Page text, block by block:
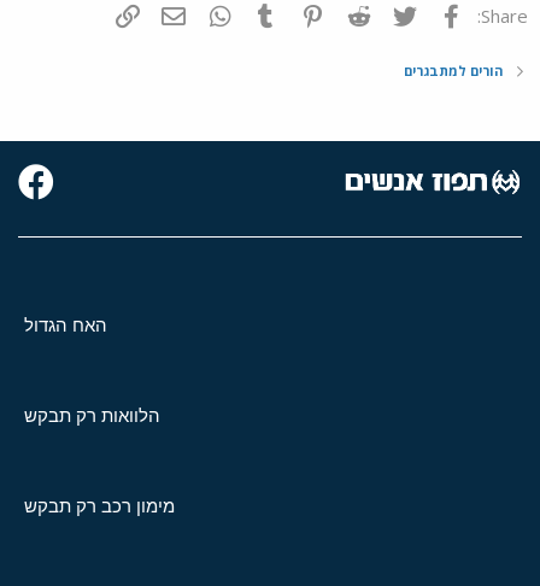
Share: פייסבוק Twitter
Reddit
Pinterest
Tumblr
WhatsAppדואר אלקטרוני
הורים למתבגרים
האח הגדול
הלוואות רק תבקש
מימון רכב רק תבקש